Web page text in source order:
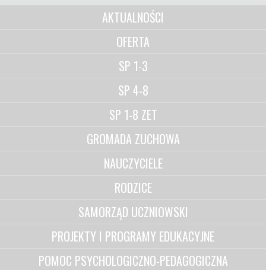
AKTUALNOŚCI
OFERTA
SP 1-3
SP 4-8
SP 1-8 ZET
GROMADA ZUCHOWA
NAUCZYCIELE
RODZICE
SAMORZĄD UCZNIOWSKI
PROJEKTY I PROGRAMY EDUKACYJNE
POMOC PSYCHOLOGICZNO-PEDAGOGICZNA